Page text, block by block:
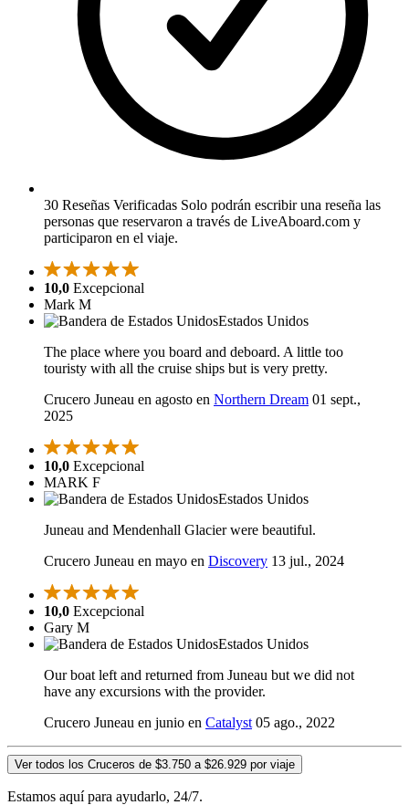
30 Reseñas Verificadas Solo podrán escribir una reseña las
personas que reservaron a través de LiveAboard.com y
participaron en el viaje.
10,0 Excepcional
Mark M
Estados Unidos
The place where you board and deboard. A little too
touristy with all the cruise ships but is very pretty.
Crucero Juneau en agosto en Northern Dream 01 sept.,
2025
10,0 Excepcional
MARK F
Estados Unidos
Juneau and Mendenhall Glacier were beautiful.
Crucero Juneau en mayo en Discovery 13 jul., 2024
10,0 Excepcional
Gary M
Estados Unidos
Our boat left and returned from Juneau but we did not
have any excursions with the provider.
Crucero Juneau en junio en Catalyst 05 ago., 2022
Ver todos los Cruceros de $3.750 a $26.929 por viaje
Estamos aquí para ayudarlo, 24/7.